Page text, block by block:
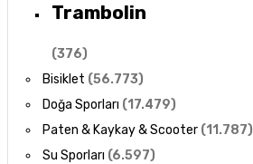
Trambolin
(376)
Bisiklet (56.773)
Doğa Sporları (17.479)
Paten & Kaykay & Scooter (11.787)
Su Sporları (6.597)